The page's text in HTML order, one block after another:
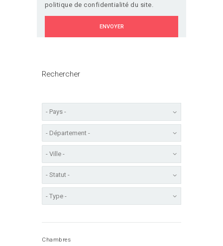
politique de confidentialité du site.
Rechercher
Chambres